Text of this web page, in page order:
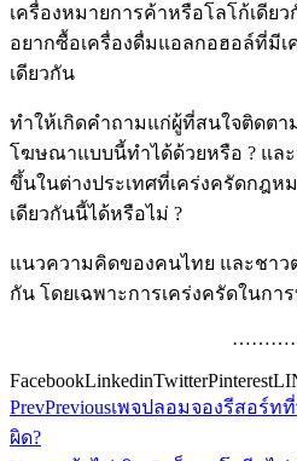
เครื่องหมายการค้าหรือโลโก้เดีย
อยากซื้อเครื่องดื่มแอลกอฮอล์ที่มีเ
เดียวกัน
ทำให้เกิดคำถามแก่ผู้ที่สนใจติดตา
โฆษณาแบบนี้ทำได้ด้วยหรือ ? แล
ขึ้นในต่างประเทศที่เคร่งครัดกฎ
เดียวกันนี้ได้หรือไม่ ?
แนวความคิดของคนไทย และชาว
กัน โดยเฉพาะการเคร่งครัดในกา
FacebookLinkedinTwitterPinterest
PrevPreviousเพจปลอมจองรีสอร์ท
ผิด?